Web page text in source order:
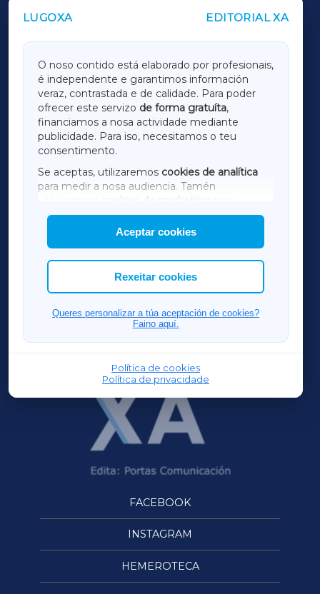
LUGOXA EDITORIAL XA
O noso contido está elaborado por profesionais,
é independente e garantimos información
veraz, contrastada e de calidade. Para poder
ofrecer este servizo de forma gratuíta,
financiamos a nosa actividade mediante
publicidade. Para iso, necesitamos o teu
consentimento.
Se aceptas, utilizaremos cookies de analítica
para medir a nosa audiencia. Tamén
utilizaremos
cookies de marketing
mostrar publicidade de terceiros.
Así mesmo, podes personalizar a elección das
cookies que desexas permitir.
Aceptar cookies
Rexeitar cookies
Queres personalizar a túa aceptación de cookies?
Faino aquí.
Política de cookies
Política de privacidade
OUTROS PERIÓDICOS
LUGOXA
TERRACHAXA
AMARIÑAXA
RIBEIRASACRAXA
ACORUÑAXA
FERROLXA
OURENSEXA
FACEBOOK
INSTAGRAM
HEMEROTECA